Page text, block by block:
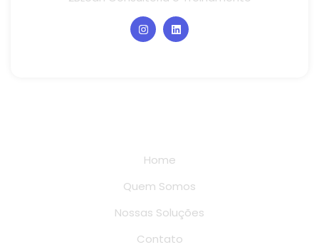
Home
Quem Somos
Nossas Soluções
Contato